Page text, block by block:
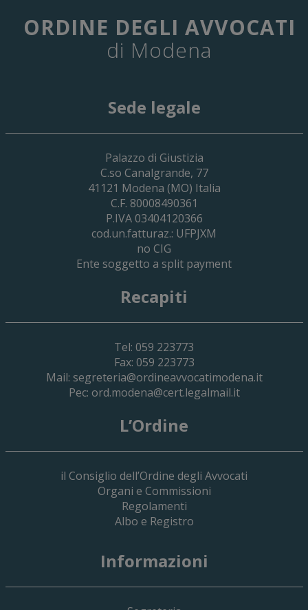
29 Giugno 2026
Cassa Forense – Elezioni Dei Delegati
2030
19 Giugno 2026
ORDINE DEGLI AVVOCATI
di Modena
Sede legale
Palazzo di Giustizia
C.so Canalgrande, 77
41121 Modena (MO) Italia
C.F. 80008490361
P.IVA 03404120366
cod.un.fatturaz.: UFPJXM
no CIG
Ente soggetto a split payment
Recapiti
Tel: 059 223773
Fax: 059 223773
Mail: segreteria@ordineavvocatimodena.it
Pec: ord.modena@cert.legalmail.it
L’Ordine
il Consiglio dell’Ordine degli Avvocati
Organi e Commissioni
Regolamenti
Albo e Registro
Informazioni